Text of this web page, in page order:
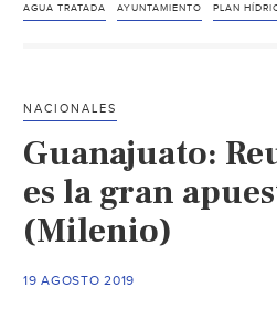
abordará
desde
enfoque
(El
AGUA TRATADA AYUNTAMIENTO PLAN
NACIONALES
Guanajuato:
es la gran
(Milenio)
19 AGOSTO 2019